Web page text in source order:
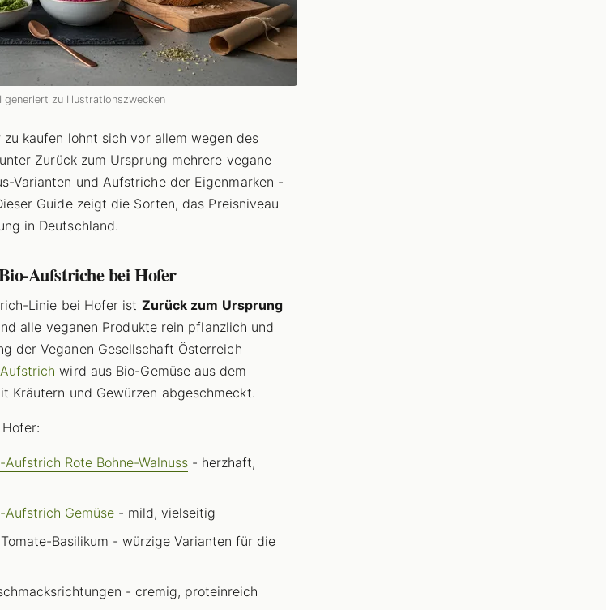
generiert zu Illustrationszwecken
kaufen lohnt sich vor allem wegen des
Zurück zum Ursprung mehrere vegane
Varianten und Aufstriche der Eigenmarken -
Guide zeigt die Sorten, das Preisniveau
in Deutschland.
Aufstriche bei Hofer
Linie bei Hofer ist Zurück zum Ursprung
alle veganen Produkte rein pflanzlich und
der Veganen Gesellschaft Österreich
wird aus Bio-Gemüse aus dem
Kräutern und Gewürzen abgeschmeckt.
Rote Bohne-Walnuss- herzhaft,
Aufstrich Gemüse- mild, vielseitig
Basilikum - würzige Varianten für die
- cremig, proteinreich